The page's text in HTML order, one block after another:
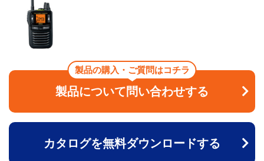
製品の購入・ご質問はコチラ
製品について問い合わせする
カタログを無料ダウンロードする